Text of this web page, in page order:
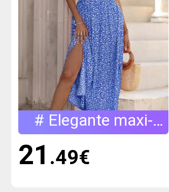
# Elegante maxi-
jurk
21 .49€